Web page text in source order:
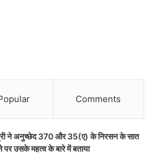
Comments
ने अनुच्छेद 370 और 35(ए) के निरसन के सात
पर उसके महत्व के बारे में बताया